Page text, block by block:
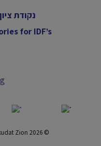
נקודת
for IDF’s
Zion 2026 ©